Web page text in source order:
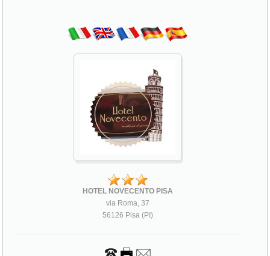
HOTEL NOVECENTO PISA
via Roma, 37
56126 Pisa (PI)